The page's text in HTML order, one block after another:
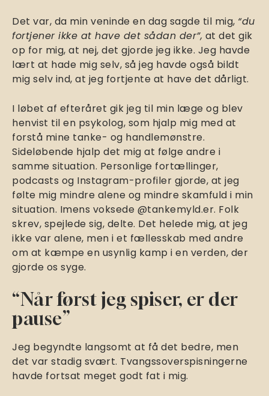
Det var, da min veninde en dag sagde til mig, “du
fortjener ikke at have det sådan der”, at det gik
op for mig, at nej, det gjorde jeg ikke. Jeg havde
lært at hade mig selv, så jeg havde også bildt
mig selv ind, at jeg fortjente at have det dårligt.
I løbet af efteråret gik jeg til min læge og blev
henvist til en psykolog, som hjalp mig med at
forstå mine tanke- og handlemønstre.
Sideløbende hjalp det mig at følge andre i
samme situation. Personlige fortællinger,
podcasts og Instagram-profiler gjorde, at jeg
følte mig mindre alene og mindre skamfuld i min
situation. Imens voksede @tankemyld.er. Folk
skrev, spejlede sig, delte. Det helede mig, at jeg
ikke var alene, men i et fællesskab med andre
om at kæmpe en usynlig kamp i en verden, der
gjorde os syge.
“Når først jeg spiser, er der
pause”
Jeg begyndte langsomt at få det bedre, men
det var stadig svært. Tvangssoverspisningerne
havde fortsat meget godt fat i mig.